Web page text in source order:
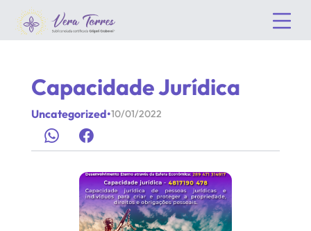
Capacidade Jurídica
Uncategorized•10/01/2022